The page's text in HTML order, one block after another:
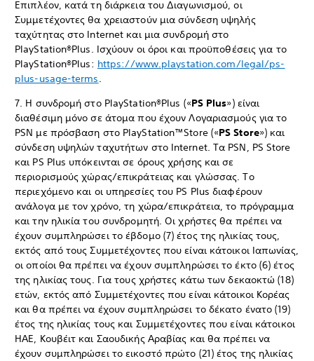
Επιπλέον, κατά τη διάρκεια του Διαγωνισμού, οι
Συμμετέχοντες θα χρειαστούν μια σύνδεση υψηλής
ταχύτητας στο Internet και μια συνδρομή στο
PlayStation®Plus. Ισχύουν οι όροι και προϋποθέσεις για το
PlayStation®Plus: https://www.playstation.com/legal/ps-
plus-usage-terms.
7. Η συνδρομή στο PlayStation®Plus («PS Plus») είναι
διαθέσιμη μόνο σε άτομα που έχουν Λογαριασμούς για το
PSN με πρόσβαση στο PlayStation™Store («PS Store») και
σύνδεση υψηλών ταχυτήτων στο Internet. Τα PSN, PS Store
και PS Plus υπόκεινται σε όρους χρήσης και σε
περιορισμούς χώρας/επικράτειας και γλώσσας. Το
περιεχόμενο και οι υπηρεσίες του PS Plus διαφέρουν
ανάλογα με τον χρόνο, τη χώρα/επικράτεια, το πρόγραμμα
και την ηλικία του συνδρομητή. Οι χρήστες θα πρέπει να
έχουν συμπληρώσει το έβδομο (7) έτος της ηλικίας τους,
εκτός από τους Συμμετέχοντες που είναι κάτοικοι Ιαπωνίας,
οι οποίοι θα πρέπει να έχουν συμπληρώσει το έκτο (6) έτος
της ηλικίας τους. Για τους χρήστες κάτω των δεκαοκτώ (18)
ετών, εκτός από Συμμετέχοντες που είναι κάτοικοι Κορέας
και θα πρέπει να έχουν συμπληρώσει το δέκατο ένατο (19)
έτος της ηλικίας τους και Συμμετέχοντες που είναι κάτοικοι
ΗΑΕ, Κουβέιτ και Σαουδικής Αραβίας και θα πρέπει να
έχουν συμπληρώσει το εικοστό πρώτο (21) έτος της ηλικίας